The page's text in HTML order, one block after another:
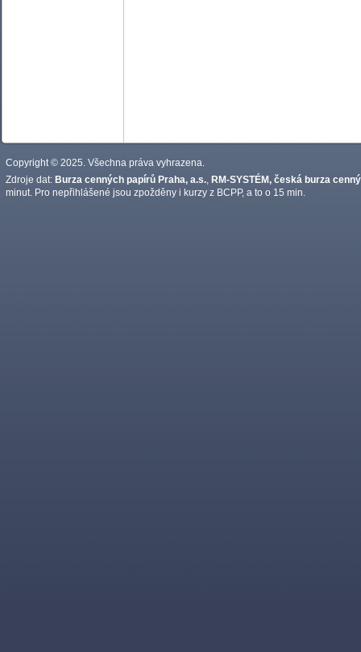
Copyright © 2025. Všechna práva vyhrazena.
Zdroje dat: Burza cenných papírů Praha, a.s. RM-SYSTÉM, česká burza
minut. Pro nepřihlášené jsou zpožděny i kurzy z BCPP, a to o 15 min.